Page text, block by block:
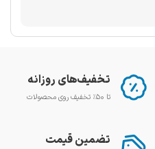
تخفیف‌های روزانه
تا ۵۰٪ تخفیف روی محصولات
تضمین قیمت